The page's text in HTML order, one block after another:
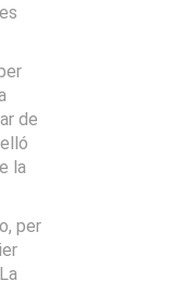
de
la
per